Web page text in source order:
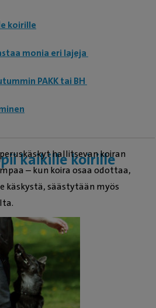
koirille
monia eri lajeja
PAKK tai BH
kaikille koirille
hallitsevan koiran
– kun koira osaa odottaa,
käskystä, säästytään myös